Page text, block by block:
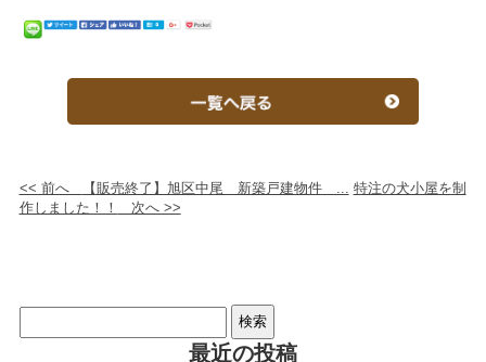
<< 前へ 【販売終了】旭区中尾 新築戸建物件 ... 特注の犬小屋を制
作しました！！
次へ >>
検
最近の投稿